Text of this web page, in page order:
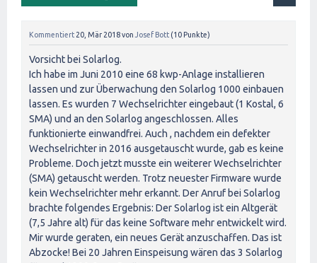
Kommentiert 20, Mär 2018von Josef Bott (10 Punkte)
Vorsicht bei Solarlog.
Ich habe im Juni 2010 eine 68 kwp-Anlage installieren
lassen und zur Überwachung den Solarlog 1000 einbauen
lassen. Es wurden 7 Wechselrichter eingebaut (1 Kostal, 6
SMA) und an den Solarlog angeschlossen. Alles
funktionierte einwandfrei. Auch , nachdem ein defekter
Wechselrichter in 2016 ausgetauscht wurde, gab es keine
Probleme. Doch jetzt musste ein weiterer Wechselrichter
(SMA) getauscht werden. Trotz neuester Firmware wurde
kein Wechselrichter mehr erkannt. Der Anruf bei Solarlog
brachte folgendes Ergebnis: Der Solarlog ist ein Altgerät
(7,5 Jahre alt) für das keine Software mehr entwickelt wird.
Mir wurde geraten, ein neues Gerät anzuschaffen. Das ist
Abzocke! Bei 20 Jahren Einspeisung wären das 3 Solarlog